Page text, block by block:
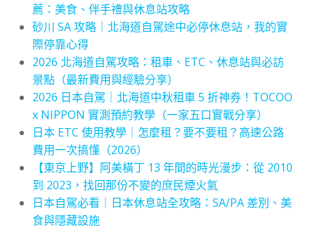
薦：美食、伴手禮與休息站攻略
砂川 SA 攻略｜北海道自駕途中必停休息站，我的實
際停靠心得
2026 北海道自駕攻略：租車、ETC、休息站與必訪
景點（最新費用與經驗分享）
2026 日本自駕｜北海道中秋租車 5 折神券！TOCOO
x NIPPON 實測預約教學（一家五口實戰分享）
日本 ETC 使用教學｜怎麼租？要不要租？高速公路
費用一次搞懂（2026）
【東京上野】阿美橫丁 13 年間的時光漫步：從 2010
到 2023，找回那份不變的庶民煙火氣
日本自駕必看｜日本休息站全攻略：SA/PA 差別、美
食與隱藏設施